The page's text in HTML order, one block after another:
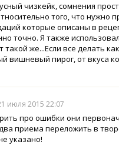
чизкейк, сомнения
того, что нужно
которые описаны в
точно. Я также
такой же...Если все делать
вишневый пирог, от вкуса
июля 2015 22:07
про ошибки они
приема переложить в
указано!